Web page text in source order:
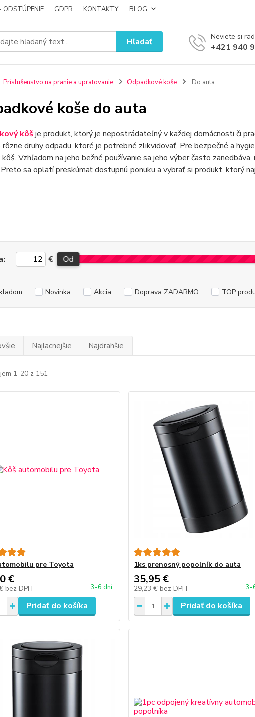
ODSTÚPENIE GDPR KONTAKTY BLOG
Hľadať Neviete si
+421 940
Príslušenstvo na pranie a upratovanie Odpadkové koše Do auta
koše do auta
kôšje produkt, ktorý je nepostrádateľný v každej domácnosti či
rôzne druhy odpadu, ktoré je potrebné zlikvidovať. Pre bezpečné a
Vzhľadom na jeho bežné používanie sa jeho výber často
Preto sa oplatí preskúmať dostupnú ponuku a vybrať si produkt, ktorý
€ Od
Novinka Akcia Doprava ZADARMO TOP
Najlacnejšie Najdrahšie
1-20 z 151
pre Toyota
€
bez DPH 3-6 dní
Pridať do košíka
1ks prenosný popolník do auta
35,95 €
29,23 € bez DPH 3-
Pridať do košíka